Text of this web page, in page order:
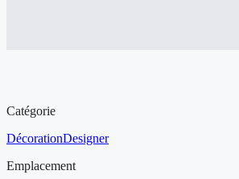
Catégorie
DécorationDesigner
Emplacement